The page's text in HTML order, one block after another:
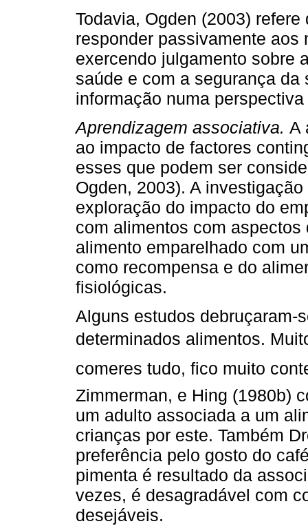
Todavia, Ogden (2003)
responder passivamente
exercendo julgamento sobre
saúde e com a segurança
informação numa
Aprendizagem associativa. A
ao impacto de factores
esses que podem ser
Ogden, 2003). A
exploração do impacto do
com alimentos com
alimento emparelhado com
como recompensa e do
fisiológicas.
Alguns estudos debruçaram-
determinados alimentos.
comeres tudo, fico muito
Zimmerman, e Hing (1980b)
um adulto associada a um
crianças por este. Também
preferência pelo gosto do
pimenta é resultado da
vezes, é desagradável com
desejáveis.